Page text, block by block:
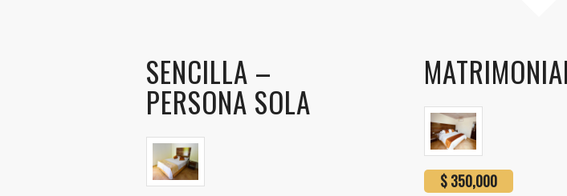
SENCILLA –
PERSONA SOLA
$ 350,000